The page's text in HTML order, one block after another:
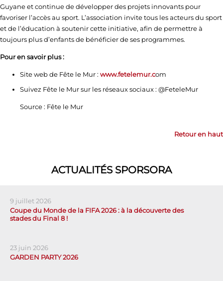
Guyane et continue de développer des projets innovants pour
favoriser l’accès au sport. L’association invite tous les acteurs du sport
et de l’éducation à soutenir cette initiative, afin de permettre à
toujours plus d’enfants de bénéficier de ses programmes.
Pour en savoir plus :
Site web de Fête le Mur : www.fetelemur.com
Suivez Fête le Mur sur les réseaux sociaux : @FeteleMur
Source : Fête le Mur
Retour en haut
ACTUALITÉS SPORSORA
9 juillet 2026
Coupe du Monde de la FIFA 2026 : à la découverte des
stades du Final 8 !
23 juin 2026
GARDEN PARTY 2026